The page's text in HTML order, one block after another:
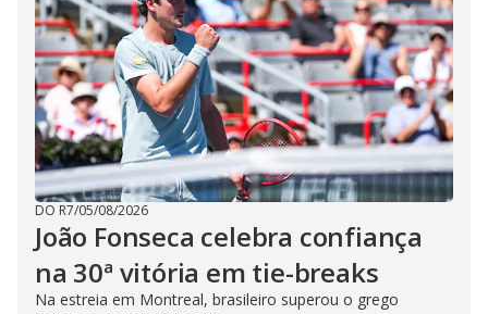
DO R7/05/08/2026
João Fonseca celebra confiança
na 30ª vitória em tie-breaks
Na estreia em Montreal, brasileiro superou o grego